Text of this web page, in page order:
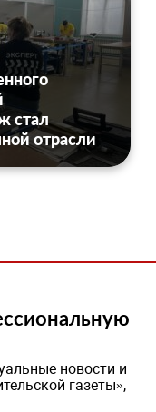
стал
отрасли
новости и
газеты»,